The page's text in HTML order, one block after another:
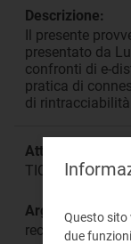
Descrizione:
Il presente
presentato da
confronti di e-
pratica di
di
Attività:
TICA
Argomento:
reclamo pratica
Questo sito
due